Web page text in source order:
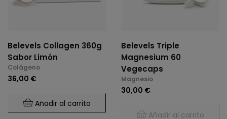
Belevels Collagen 360g
Sabor Limón
Colágeno
36,00 €
Añadir al carrito
Belevels Triple
Magnesium 60
Vegecaps
Magnesio
30,00 €
Añadir al carrito